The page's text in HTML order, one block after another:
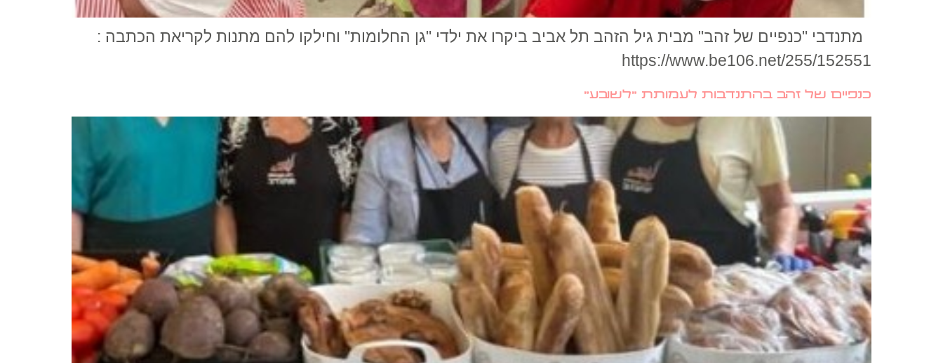
מתנדבי "כנפיים של זהב" מבית גיל הזהב תל אביב ביקרו את ילדי "גן החלומות" וחילקו להם מתנות לקריאת הכתבה :
https://www.be106.net/255/152551
כנפיים של זהב בהתנדבות לעמותת "לשובע"